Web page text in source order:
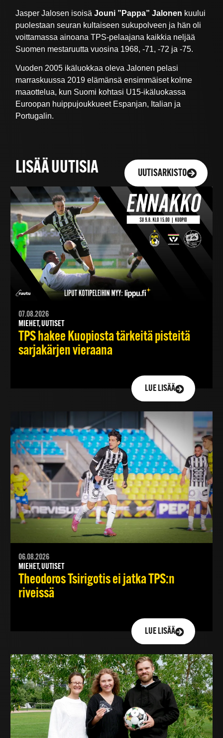
Jasper Jalosen isoisäJouni ”Pappa” Jalonen kuului
puolestaan seuran kultaiseen sukupolveen ja hän oli
voittamassa ainoana TPS-pelaajana kaikkia neljää
Suomen mestaruutta vuosina 1968, -71, -72 ja -75.
Vuoden 2005 ikäluokkaa oleva Jalonen pelasi
marraskuussa 2019 elämänsä ensimmäiset kolme
maaottelua, kun Suomi kohtasi U15-ikäluokassa
Euroopan huippujoukkueet Espanjan, Italian ja
Portugalin.
LISÄÄ UUTISIA UUTISARKISTO
07.08.2026
MIEHET, UUTISET
TPS hakee Kuopiosta tärkeitä pisteitä
sarjakärjen vieraana
LUE LISÄÄ
06.08.2026
MIEHET, UUTISET
Theodoros Tsirigotis ei jatka TPS:n
riveissä
LUE LISÄÄ